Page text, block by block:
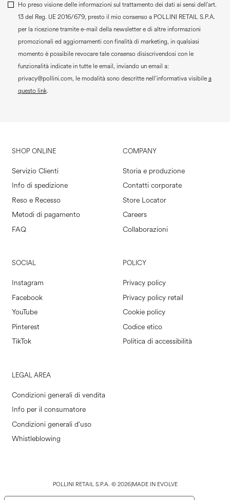
Ho preso visione delle informazioni sul trattamento dei dati ai sensi dell’art.
13 del Reg. UE 2016/679, presto il mio consenso a POLLINI RETAIL S.P.A.
per la ricezione tramite e-mail della newsletter e di altre informazioni
promozionali ed aggiornamenti con finalità di marketing, in qualsiasi
momento è possibile revocare tale consenso disiscrivendosi con le
funzionalità indicate in tutte le email, inviando un email a:
privacy@pollini.com, le modalità sono descritte nell’informativa visibilea
questo link.
SHOP ONLINE
Servizio Clienti
Info di spedizione
Reso e Recesso
Metodi di pagamento
FAQ
COMPANY
Storia e produzione
Contatti corporate
Store Locator
Careers
Collaborazioni
SOCIAL
Instagram
Facebook
YouTube
Pinterest
TikTok
POLICY
Privacy policy
Privacy policy retail
Cookie policy
Codice etico
Politica di accessibilità
LEGAL AREA
Condizioni generali di vendita
Info per il consumatore
Condizioni generali d'uso
Whistleblowing
POLLINI RETAIL S.P.A. © 2026|MADE IN EVOLVE